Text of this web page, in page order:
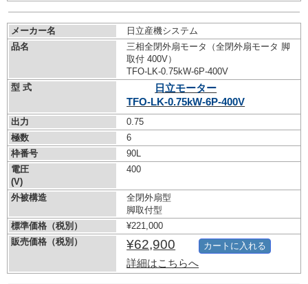
メーカー名
日立産機システム
品名
三相全閉外扇モータ（全閉外扇モータ 脚
取付 400V）
TFO-LK-0.75kW-6P-400V
型 式
日立モーター
TFO-LK-0.75kW-6P-400V
出力
0.75
極数
6
枠番号
90L
電圧
(V)
400
外被構造
全閉外扇型
脚取付型
標準価格（税別）
¥221,000
販売価格（税別）
¥62,900
詳細はこちらへ
カートに入れる